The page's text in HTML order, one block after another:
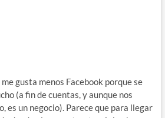
gusta menos Facebook porque se
(a fin de cuentas, y aunque nos
es un negocio). Parece que para llegar